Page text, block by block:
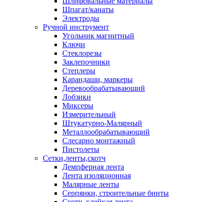
Шпагат/канаты
Электроды
Ручной инструмент
Угольник магнитный
Ключи
Стеклорезы
Заклепочники
Степлеры
Карандаши, маркеры
Деревообрабатывающий
Лобзики
Миксеры
Измерительный
Штукатурно-Малярный
Металлообрабатывающий
Слесарно монтажный
Пистолеты
Сетки,ленты,скотч
Демпферная лента
Лента изоляционная
Малярные ленты
Серпянки, строительные бинты